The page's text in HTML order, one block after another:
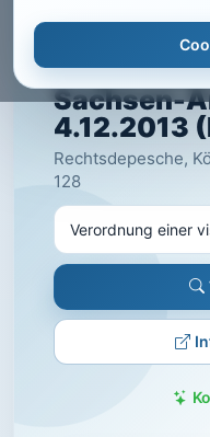
Sachsen-
4.12.2013
Rechtsdepesche,
128